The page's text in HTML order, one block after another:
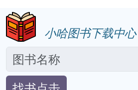
小哈图书下载中心